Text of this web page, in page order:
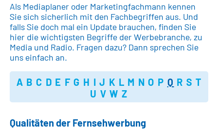
Als Mediaplaner oder Marketingfachmann kennen
Sie sich sicherlich mit den Fachbegriffen aus. Und
falls Sie doch mal ein Update brauchen, finden Sie
hier die wichtigsten Begriffe der Werbebranche, zu
Media und Radio. Fragen dazu? Dann sprechen Sie
uns einfach an.
A B C D E F G H I J K L M N O P Q R S T
U V W Z
Qualitäten der Fernsehwerbung